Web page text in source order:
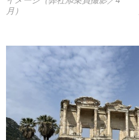
月）